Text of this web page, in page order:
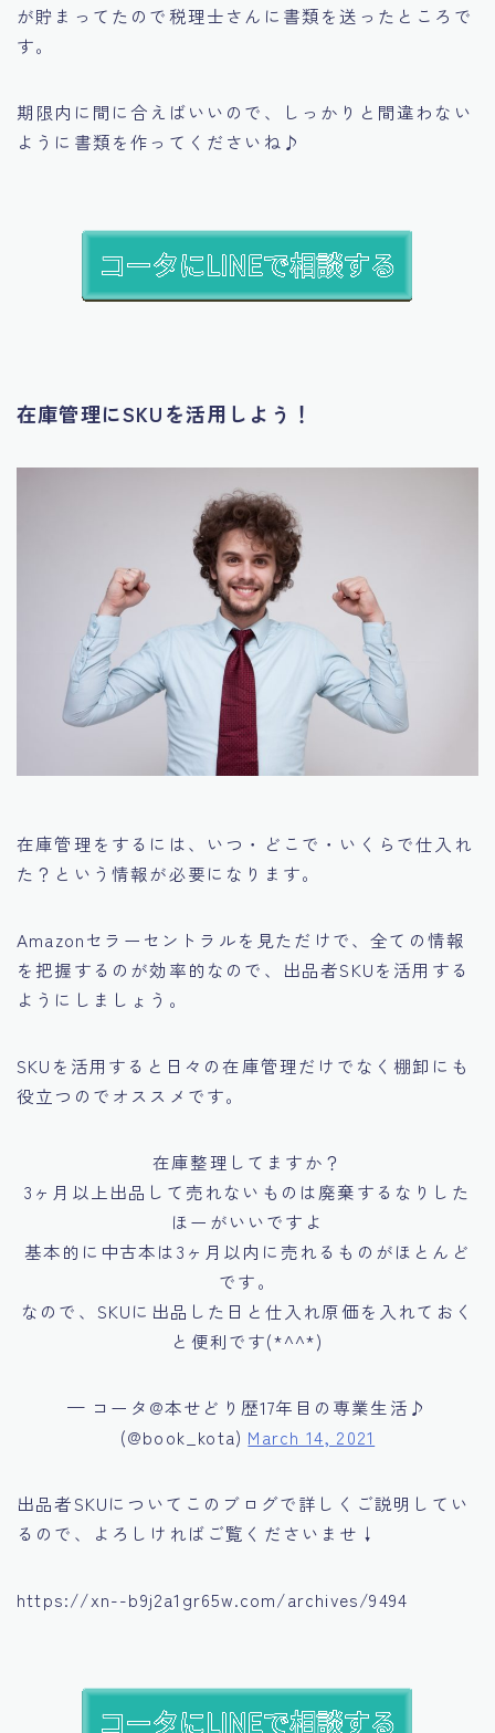
が貯まってたので税理士さんに書類を送ったところで
す。
期限内に間に合えばいいので、しっかりと間違わない
ように書類を作ってくださいね♪
在庫管理にSKUを活用しよう！
在庫管理をするには、 いつ・どこで・いくらで仕入れ
た？ という情報が必要になります。
Amazonセラーセントラルを見ただけで、全ての情報
を把握するのが効率的なので、出品者SKUを活用する
ようにしましょう。
SKUを活用すると日々の在庫管理だけでなく棚卸にも
役立つのでオススメです。
在庫整理してますか？
3ヶ月以上出品して売れないものは廃棄するなりした
ほーがいいですよ
基本的に中古本は3ヶ月以内に売れるものがほとんど
です。
なので、SKUに出品した日と仕入れ原価を入れておく
と便利です(*^^*)
— コータ@本せどり歴17年目の専業生活♪
(@book_kota) March 14, 2021
出品者SKUについてこのブログで詳しくご説明してい
るので、よろしければご覧くださいませ↓
https://xn--b9j2a1gr65w.com/archives/9494